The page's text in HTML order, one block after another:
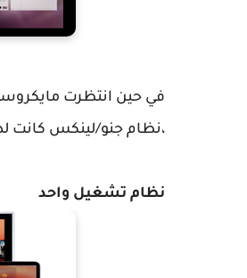
،نظام جنو/لينكس كانت لديه هذه الميزة
نظام تشغيل واحد